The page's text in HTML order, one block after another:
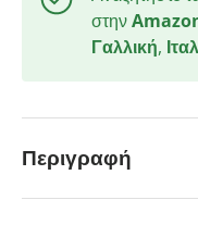
στην
Γαλλική,
Περιγραφή